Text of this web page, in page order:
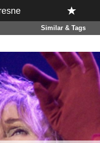
Similar & Tags